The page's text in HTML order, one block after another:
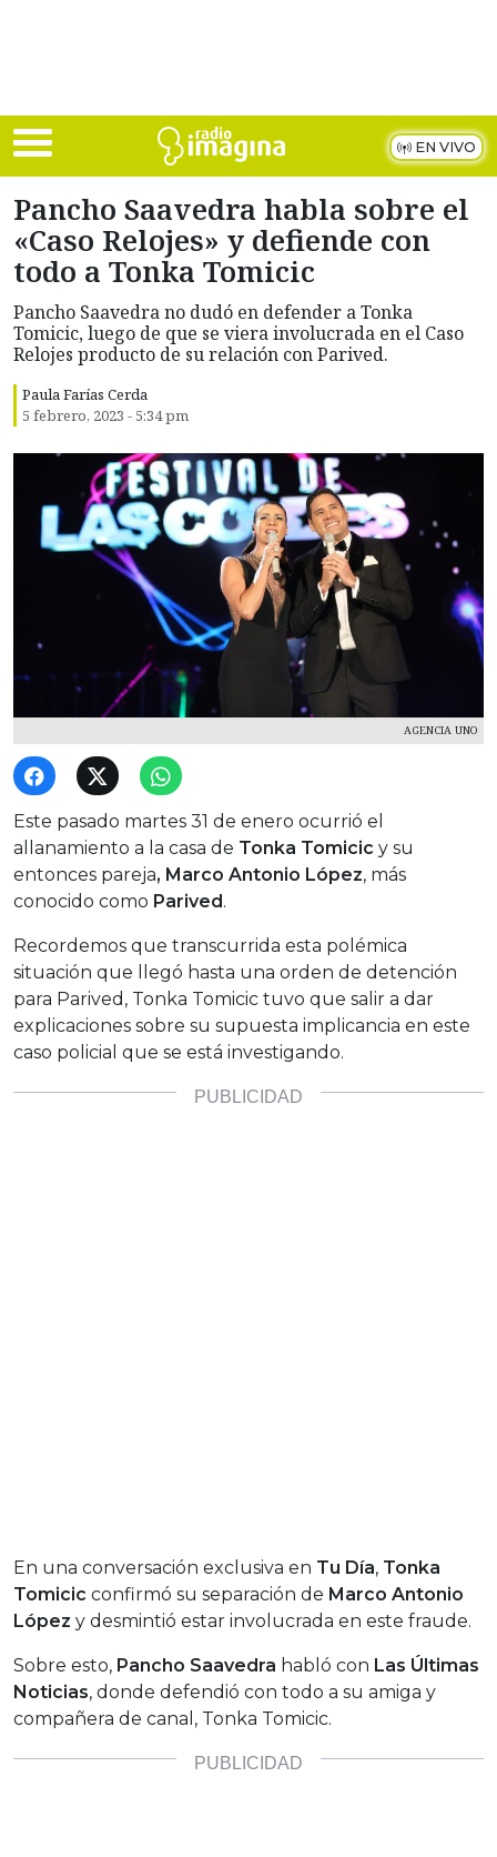
EN VIVO
Pancho Saavedra habla sobre el
«Caso Relojes» y defiende con
todo a Tonka Tomicic
Pancho Saavedra no dudó en defender a Tonka
Tomicic, luego de que se viera involucrada en el Caso
Relojes producto de su relación con Parived.
Paula Farías Cerda
5 febrero, 2023 - 5:34 pm
AGENCIA UNO
Este pasado martes 31 de enero ocurrió el
allanamiento a la casa de Tonka Tomicic y su
entonces pareja, Marco Antonio López, más
conocido como Parived .
Recordemos que transcurrida esta polémica
situación que llegó hasta una orden de detención
para Parived, Tonka Tomicic tuvo que salir a dar
explicaciones sobre su supuesta implicancia en este
caso policial que se está investigando.
En una conversación exclusiva en Tu Día, Tonka
Tomicic confirmó su separación de Marco Antonio
López y desmintió estar involucrada en este fraude.
Sobre esto, Pancho Saavedra habló con Las Últimas
Noticias, donde defendió con todo a su amiga y
compañera de canal, Tonka Tomicic.